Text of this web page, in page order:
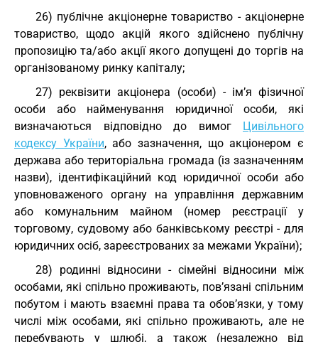
26) публічне акціонерне товариство - акціонерне
товариство, щодо акцій якого здійснено публічну
пропозицію та/або акції якого допущені до торгів на
організованому ринку капіталу;
27) реквізити акціонера (особи) - ім’я фізичної
особи або найменування юридичної особи, які
визначаються відповідно до вимог Цивільного
кодексу України, або зазначення, що акціонером є
держава або територіальна громада (із зазначенням
назви), ідентифікаційний код юридичної особи або
уповноваженого органу на управління державним
або комунальним майном (номер реєстрації у
торговому, судовому або банківському реєстрі - для
юридичних осіб, зареєстрованих за межами України);
28) родинні відносини - сімейні відносини між
особами, які спільно проживають, пов’язані спільним
побутом і мають взаємні права та обов’язки, у тому
числі між особами, які спільно проживають, але не
перебувають у шлюбі, а також (незалежно від